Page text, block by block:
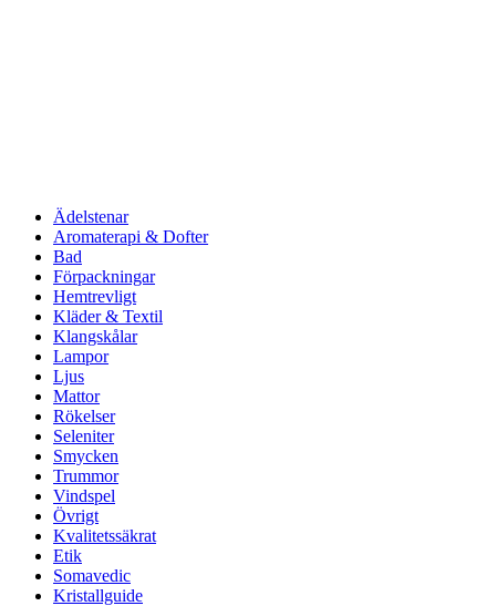
Ädelstenar
Aromaterapi & Dofter
Bad
Förpackningar
Hemtrevligt
Kläder & Textil
Klangskålar
Lampor
Ljus
Mattor
Rökelser
Seleniter
Smycken
Trummor
Vindspel
Övrigt
Kvalitetssäkrat
Etik
Somavedic
Kristallguide